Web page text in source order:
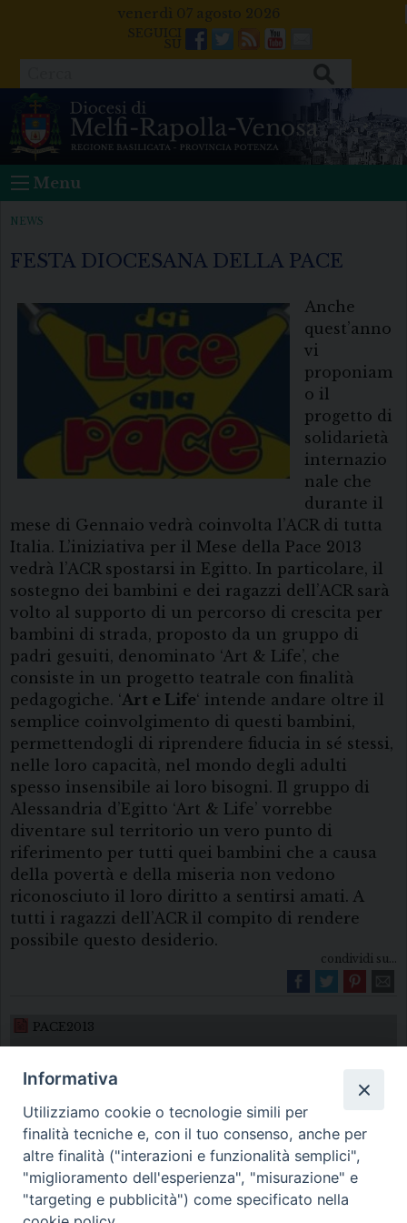
venerdì 07 agosto 2026
Facebook
Twitter
FeedsYoutube
Mail
Menu
NEWS
FESTA DIOCESANA DELLA PACE
Anche
quest’anno
vi
proponiam
o il
progetto di
solidarietà
internazio
nale che
durante il
mese di Gennaio vedrà coinvolta l’ACR di tutta
Italia. L’iniziativa per il Mese della Pace 2013
vedrà l’ACR spostarsi in Egitto. In particolare, il
sostegno dei bambini e dei ragazzi dell’ACR sarà
volto al supporto di un percorso di crescita per
bambini di strada, proposto da un gruppo di
padri gesuiti, denominato ‘Art & Life’, che
consiste in un progetto teatrale con finalità
pedagogiche. ‘Art e Life‘ intende andare oltre il
semplice coinvolgimento di questi bambini,
permettendogli di riprendere fiducia in sé stessi,
nelle loro capacità, nel mondo degli adulti
spesso insensibile ai loro bisogni. Il gruppo di
Alessandria d’Egitto ‘Art & Life’ vorrebbe
diventare sul territorio un vero punto di
riferimento per tutti quei bambini che a causa
della povertà e della miseria non vedono
riconosciuto il loro diritto a sentirsi amati. A
tutti i ragazzi dell’ACR il compito di rendere
possibile questo desiderio.
condividi su...
PACE2013
Diocesi di Melfi Rapolla Venosa
Informativa
Utilizziamo cookie o tecnologie simili per
finalità tecniche e, con il tuo consenso, anche per
altre finalità ("interazioni e funzionalità semplici",
"miglioramento dell'esperienza", "misurazione" e
"targeting e pubblicità") come specificato nella